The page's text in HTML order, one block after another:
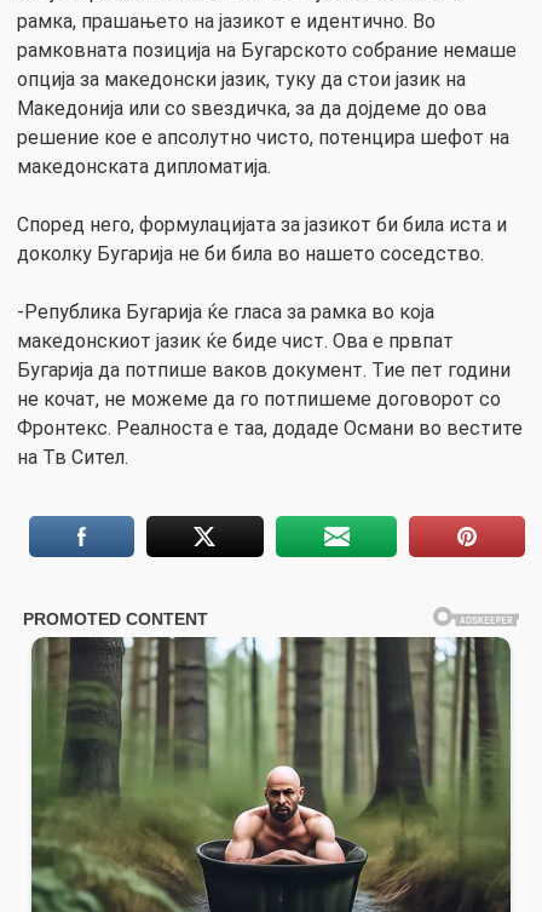
рамка, прашањето на јазикот е идентично. Во
рамковната позиција на Бугарското собрание немаше
опција за македонски јазик, туку да стои јазик на
Македонија или со ѕвездичка, за да дојдеме до ова
решение кое е апсолутно чисто, потенцира шефот на
македонската дипломатија.
Според него, формулацијата за јазикот би била иста и
доколку Бугарија не би била во нашето соседство.
-Република Бугарија ќе гласа за рамка во која
македонскиот јазик ќе биде чист. Ова е првпат
Бугарија да потпише ваков документ. Тие пет години
не кочат, не можеме да го потпишеме договорот со
Фронтекс. Реалноста е таа, додаде Османи во вестите
на Тв Сител.